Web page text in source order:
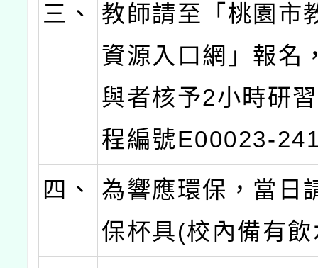
三、
教師請至「桃園市
資源入口網」報名
與者核予2小時研
程編號E00023-
四、
為響應環保，當日
保杯具(校內備有